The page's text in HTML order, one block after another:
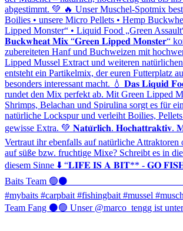
Team Fang ⚫️🟢 Unser @marco_tengg ist